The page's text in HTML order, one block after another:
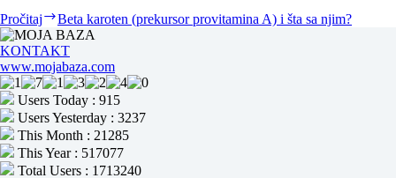
Pročitaj Beta karoten (prekursor provitamina A) i šta sa njim?
KONTAKT
www.mojabaza.com
Users Today : 915
Users Yesterday : 3237
This Month : 21285
This Year : 517077
Total Users : 1713240